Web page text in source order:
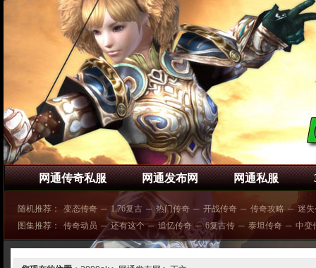
网通传奇私服 网通发布网 网通私服
随机推荐： 变态传奇 ─ 1.76复古 ─ 热门传奇 ─ 开战传奇 ─ 传奇攻略 ─ 迷
图集推荐：
传奇动员 ─ 还有这个 ─ 追忆传奇 ─ 6复古传 ─ 泰坦传奇 ─ 中变